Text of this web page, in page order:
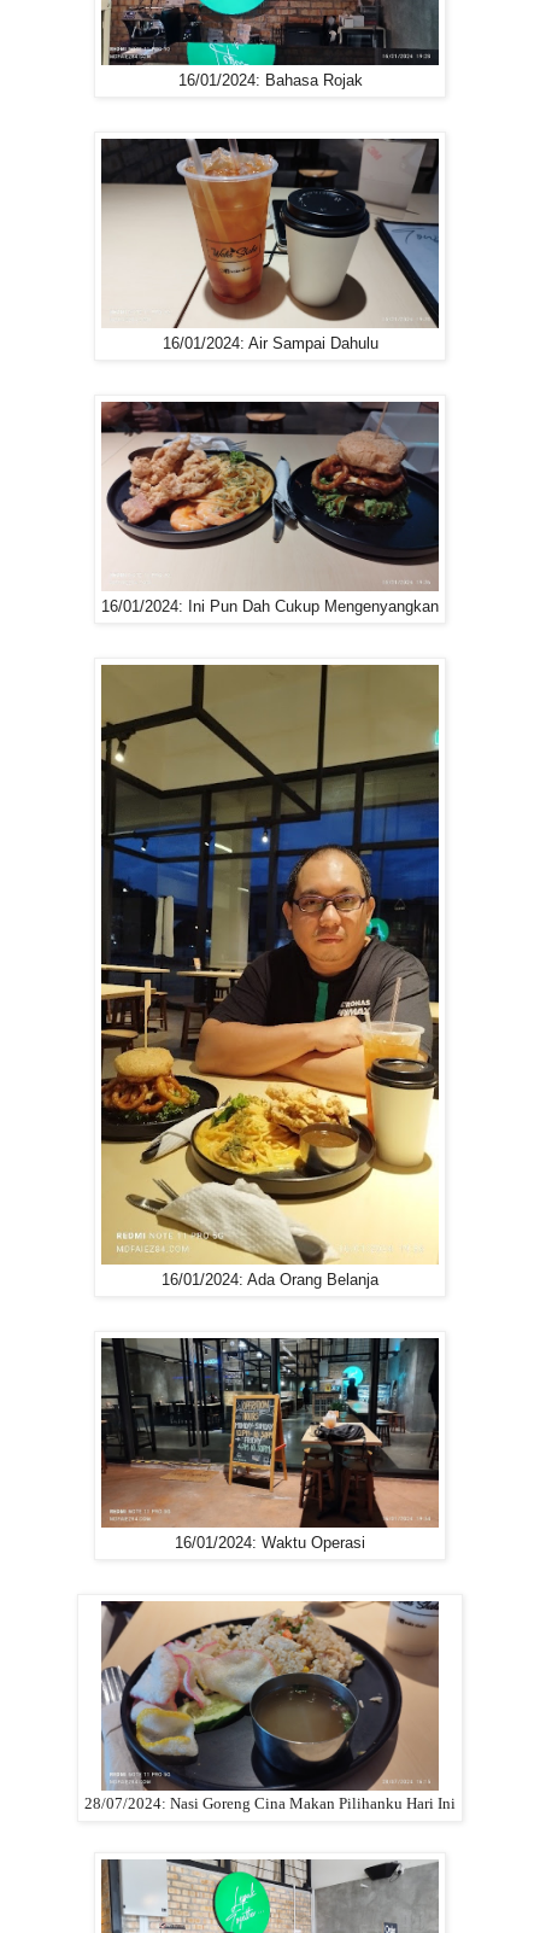
16/01/2024: Bahasa Rojak
16/01/2024: Air Sampai Dahulu
16/01/2024: Ini Pun Dah Cukup Mengenyangkan
16/01/2024: Ada Orang Belanja
16/01/2024: Waktu Operasi
28/07/2024: Nasi Goreng Cina Makan Pilihanku Hari Ini